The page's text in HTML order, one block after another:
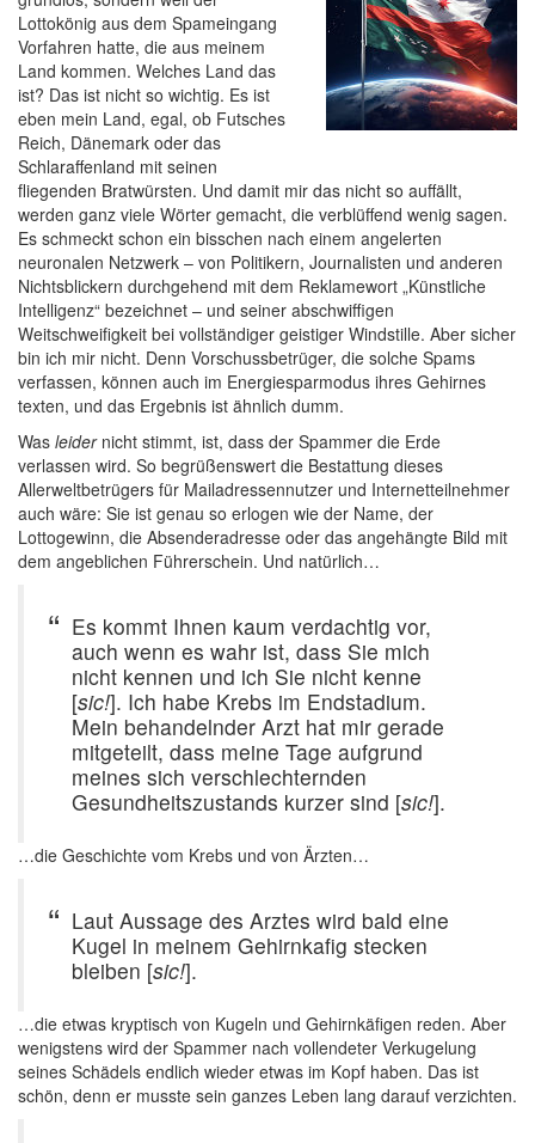
Lottokönig aus dem Spameingang
Vorfahren hatte, die aus meinem
Land kommen. Welches Land das
ist? Das ist nicht so wichtig. Es ist
eben mein Land, egal, ob Futsches
Reich, Dänemark oder das
Schlaraffenland mit seinen
fliegenden Bratwürsten. Und damit mir das nicht so auffällt,
werden ganz viele Wörter gemacht, die verblüffend wenig sagen.
Es schmeckt schon ein bisschen nach einem angelerten
neuronalen Netzwerk – von Politikern, Journalisten und anderen
Nichtsblickern durchgehend mit dem Reklamewort „Künstliche
Intelligenz“ bezeichnet – und seiner abschwiffigen
Weitschweifigkeit bei vollständiger geistiger Windstille. Aber sicher
bin ich mir nicht. Denn Vorschussbetrüger, die solche Spams
verfassen, können auch im Energiesparmodus ihres Gehirnes
texten, und das Ergebnis ist ähnlich dumm.
Was leidernicht stimmt, ist, dass der Spammer die Erde
verlassen wird. So begrüßenswert die Bestattung dieses
Allerweltbetrügers für Mailadressennutzer und Internetteilnehmer
auch wäre: Sie ist genau so erlogen wie der Name, der
Lottogewinn, die Absenderadresse oder das angehängte Bild mit
dem angeblichen Führerschein. Und natürlich…
Es kommt Ihnen kaum verdachtig vor,
auch wenn es wahr ist, dass Sie mich
nicht kennen und ich Sie nicht kenne
[sic!]. Ich habe Krebs im Endstadium.
Mein behandelnder Arzt hat mir gerade
mitgeteilt, dass meine Tage aufgrund
meines sich verschlechternden
Gesundheitszustands kurzer sind [sic!].
…die Geschichte vom Krebs und von Ärzten…
Laut Aussage des Arztes wird bald eine
Kugel in meinem Gehirnkafig stecken
bleiben [sic!].
…die etwas kryptisch von Kugeln und Gehirnkäfigen reden. Aber
wenigstens wird der Spammer nach vollendeter Verkugelung
seines Schädels endlich wieder etwas im Kopf haben. Das ist
schön, denn er musste sein ganzes Leben lang darauf verzichten.